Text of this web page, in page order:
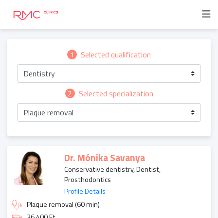
1
Selected qualification
Dentistry
2
Selected specialization
Plaque removal
Dr. Mónika Savanya
Conservative dentistry, Dentist,
Prosthodontics
Profile Details
Plaque removal (60 min)